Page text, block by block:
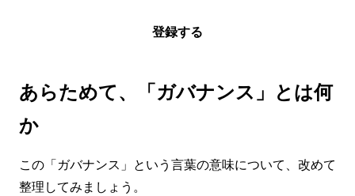
登録する
あらためて、「ガバナンス」とは何
か
この「ガバナンス」という言葉の意味について、改めて
整理してみましょう。